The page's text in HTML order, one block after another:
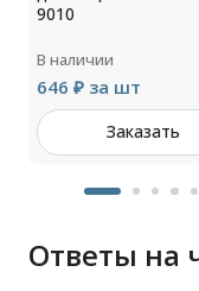
9010
В наличии
646 ₽ за шт
Заказать
Ответы на